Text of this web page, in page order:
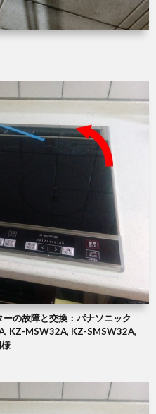
の故障と交換：パナソニック
KZ-MSW32A, KZ-SMSW32A,